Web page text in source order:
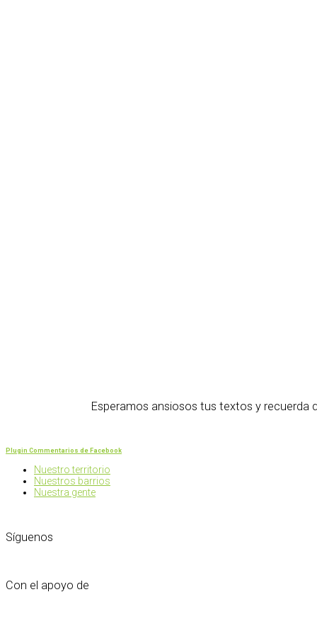
Esperamos ansiosos tus textos y
Plugin Commentarios de Facebook
Nuestro territorio
Nuestros barrios
Nuestra gente
Síguenos
Con el apoyo de